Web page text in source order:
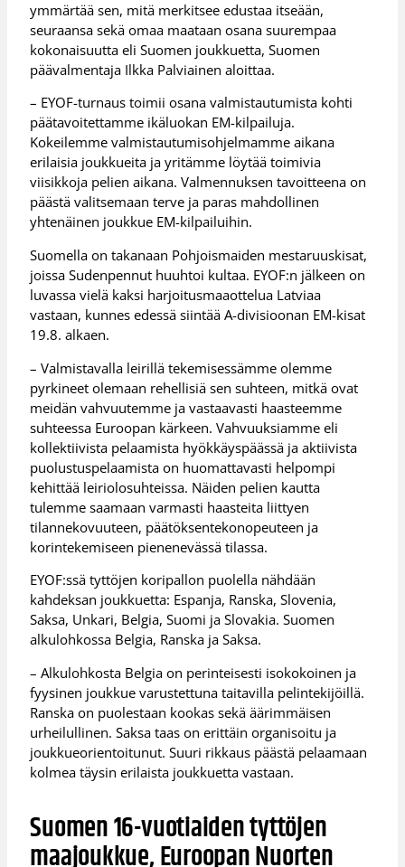
ymmärtää sen, mitä merkitsee edustaa itseään,
seuraansa sekä omaa maataan osana suurempaa
kokonaisuutta eli Suomen joukkuetta, Suomen
päävalmentaja Ilkka Palviainen aloittaa.
– EYOF-turnaus toimii osana valmistautumista kohti
päätavoitettamme ikäluokan EM-kilpailuja.
Kokeilemme valmistautumisohjelmamme aikana
erilaisia joukkueita ja yritämme löytää toimivia
viisikkoja pelien aikana. Valmennuksen tavoitteena on
päästä valitsemaan terve ja paras mahdollinen
yhtenäinen joukkue EM-kilpailuihin.
Suomella on takanaan Pohjoismaiden mestaruuskisat,
joissa Sudenpennut huuhtoi kultaa. EYOF:n jälkeen on
luvassa vielä kaksi harjoitusmaaottelua Latviaa
vastaan, kunnes edessä siintää A-divisioonan EM-kisat
19.8. alkaen.
– Valmistavalla leirillä tekemisessämme olemme
pyrkineet olemaan rehellisiä sen suhteen, mitkä ovat
meidän vahvuutemme ja vastaavasti haasteemme
suhteessa Euroopan kärkeen. Vahvuuksiamme eli
kollektiivista pelaamista hyökkäyspäässä ja aktiivista
puolustuspelaamista on huomattavasti helpompi
kehittää leiriolosuhteissa. Näiden pelien kautta
tulemme saamaan varmasti haasteita liittyen
tilannekovuuteen, päätöksentekonopeuteen ja
korintekemiseen pienenevässä tilassa.
EYOF:ssä tyttöjen koripallon puolella nähdään
kahdeksan joukkuetta: Espanja, Ranska, Slovenia,
Saksa, Unkari, Belgia, Suomi ja Slovakia. Suomen
alkulohkossa Belgia, Ranska ja Saksa.
– Alkulohkosta Belgia on perinteisesti isokokoinen ja
fyysinen joukkue varustettuna taitavilla pelintekijöillä.
Ranska on puolestaan kookas sekä äärimmäisen
urheilullinen. Saksa taas on erittäin organisoitu ja
joukkueorientoitunut. Suuri rikkaus päästä pelaamaan
kolmea täysin erilaista joukkuetta vastaan.
Suomen 16-vuotiaiden tyttöjen
maajoukkue, Euroopan Nuorten